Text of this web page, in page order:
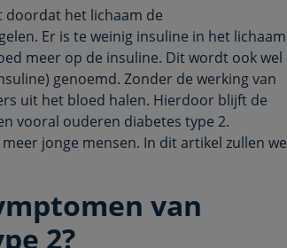
doordat het lichaam de
Er is te weinig insuline in het lichaam
meer op de insuline. Dit wordt ook wel
genoemd. Zonder de werking van
uit het bloed halen. Hierdoor blijft de
vooral ouderen diabetes type 2.
jonge mensen. In dit artikel zullen we
van
2?